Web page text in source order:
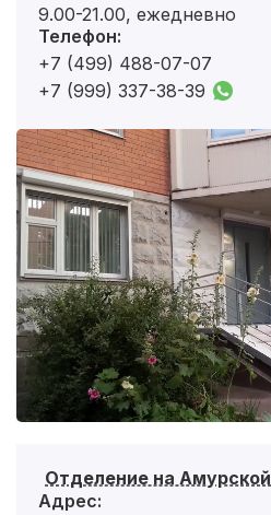
9.00-21.00, ежедневно
Телефон:
+7 (499) 488-07-07
+7 (999) 337-38-39
Отделение на Амурской
Адрес: